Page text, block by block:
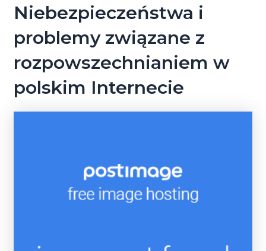
Niebezpieczeństwa i
problemy związane z
rozpowszechnianiem w
polskim Internecie